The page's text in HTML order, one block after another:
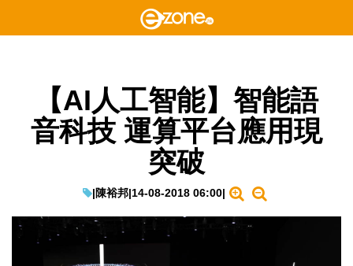
【AI人工智能】智能語
音科技 運算平台應用現
突破
|陳裕邦|14-08-2018 06:00|